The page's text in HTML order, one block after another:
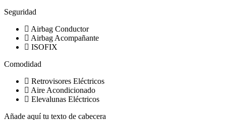
Seguridad
Airbag Conductor
Airbag Acompañante
ISOFIX
Comodidad
Retrovisores Eléctricos
Aire Acondicionado
Elevalunas Eléctricos
Añade aquí tu texto de cabecera